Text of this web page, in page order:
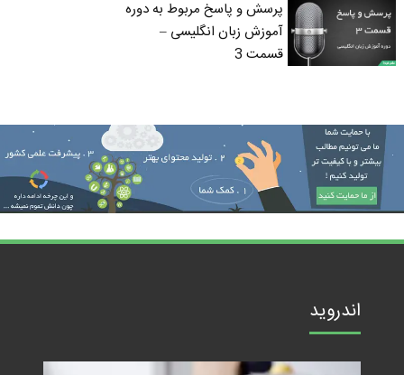
پرسش و پاسخ مربوط به دوره
آموزش زبان انگلیسی –
قسمت 3
اندروید